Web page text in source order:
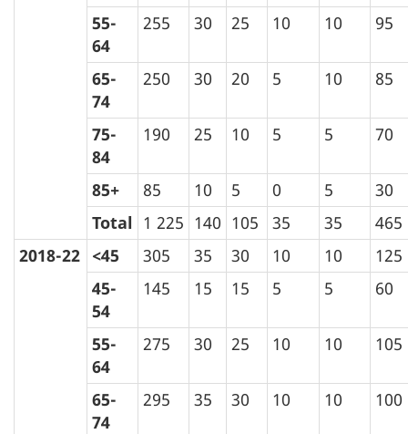
55-
64
255 30 25 10 10 95
65-
74
250 30 20 5 10 85
75-
84
190 25 10 5 5 70
85+ 85 10 5 0 5
30
Total 1 225 140 105 35 35
465
2018-22 <45 305 35 30 10 10
125
45-
54
145 15 15 5 5 60
55-
64
275 30 25 10 10 105
65-
74
295 35 30 10 10 100